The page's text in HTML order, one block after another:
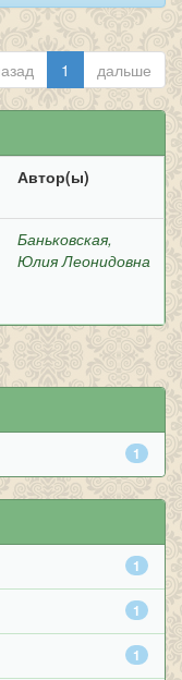
1 дальше
Автор(ы)
Баньковская,
Юлия Леонидовна
1
1
1
1